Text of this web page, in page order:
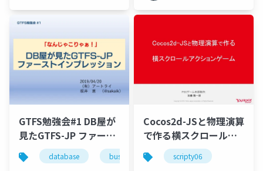
GTFS勉強会#1 DB屋が
見たGTFS-JP ファース
ト・インプレッション
database bus rdbms gtfs
Cocos2d-JSと物理演算
で作る横スクロールア
クションゲーム
#scripty06
scripty06